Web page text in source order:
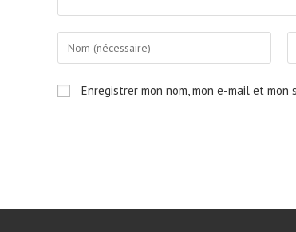
Enregistrer mon nom, mon e-mail et